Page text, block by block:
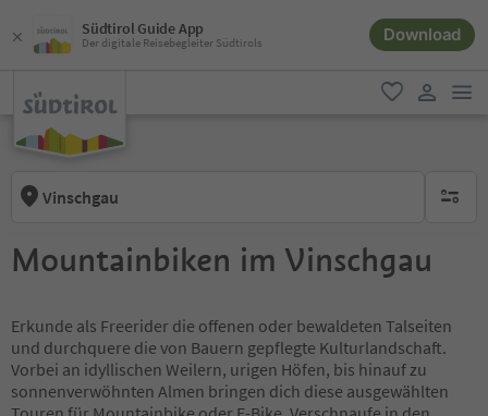
Südtirol Guide App
Der digitale Reisebegleiter Südtirols Download
favorit
Vinschgau keine
Mountainbiken im Vinschgau
Erkunde als Freerider die offenen oder bewaldeten Talseiten
und durchquere die von Bauern gepflegte Kulturlandschaft.
Vorbei an idyllischen Weilern, urigen Höfen, bis hinauf zu
sonnenverwöhnten Almen bringen dich diese ausgewählten